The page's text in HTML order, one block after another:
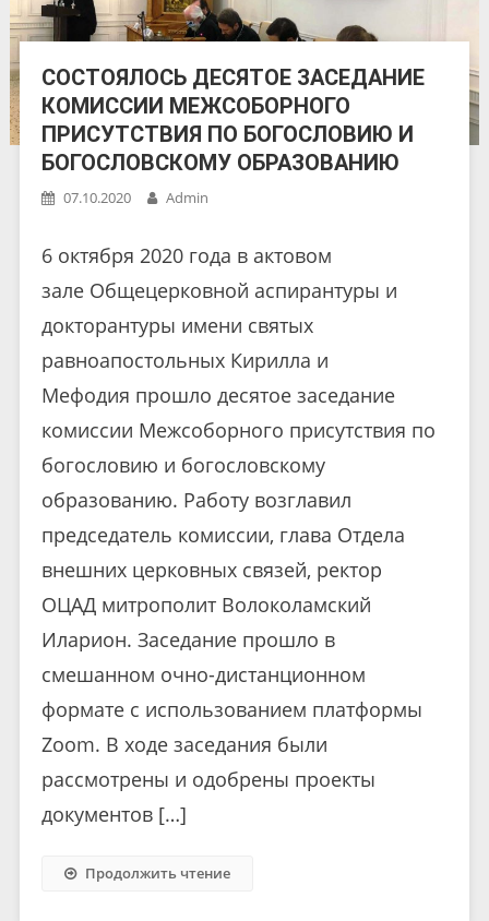
СОСТОЯЛОСЬ ДЕСЯТОЕ ЗАСЕДАНИЕ
КОМИССИИ МЕЖСОБОРНОГО
ПРИСУТСТВИЯ ПО БОГОСЛОВИЮ И
БОГОСЛОВСКОМУ ОБРАЗОВАНИЮ
07.10.2020 Admin
6 октября 2020 года в актовом
зале Общецерковной аспирантуры и
докторантуры имени святых
равноапостольных Кирилла и
Мефодия прошло десятое заседание
комиссии Межсоборного присутствия по
богословию и богословскому
образованию. Работу возглавил
председатель комиссии, глава Отдела
внешних церковных связей, ректор
ОЦАД митрополит Волоколамский
Иларион. Заседание прошло в
смешанном очно-дистанционном
формате с использованием платформы
Zoom. В ходе заседания были
рассмотрены и одобрены проекты
документов […]
Продолжить чтение